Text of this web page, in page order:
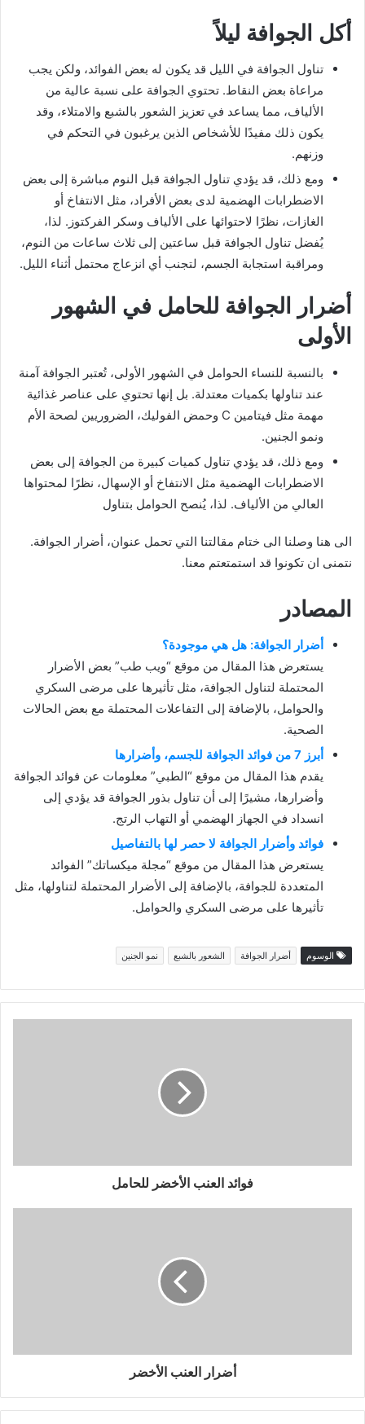
أكل الجوافة ليلاً
تناول الجوافة في الليل قد يكون له بعض الفوائد، ولكن يجب
مراعاة بعض النقاط. تحتوي الجوافة على نسبة عالية من
الألياف، مما يساعد في تعزيز الشعور بالشبع والامتلاء، وقد
يكون ذلك مفيدًا للأشخاص الذين يرغبون في التحكم في
وزنهم.
ومع ذلك، قد يؤدي تناول الجوافة قبل النوم مباشرة إلى بعض
الاضطرابات الهضمية لدى بعض الأفراد، مثل الانتفاخ أو
الغازات، نظرًا لاحتوائها على الألياف وسكر الفركتوز. لذا،
يُفضل تناول الجوافة قبل ساعتين إلى ثلاث ساعات من النوم،
ومراقبة استجابة الجسم، لتجنب أي انزعاج محتمل أثناء الليل.
أضرار الجوافة للحامل في الشهور
الأولى
بالنسبة للنساء الحوامل في الشهور الأولى، تُعتبر الجوافة آمنة
عند تناولها بكميات معتدلة. بل إنها تحتوي على عناصر غذائية
مهمة مثل فيتامين C وحمض الفوليك، الضروريين لصحة الأم
ونمو الجنين.
ومع ذلك، قد يؤدي تناول كميات كبيرة من الجوافة إلى بعض
الاضطرابات الهضمية مثل الانتفاخ أو الإسهال، نظرًا لمحتواها
العالي من الألياف. لذا، يُنصح الحوامل بتناول
الى هنا وصلنا الى ختام مقالتنا التي تحمل عنوان، أضرار الجوافة.
نتمنى ان تكونوا قد استمتعتم معنا.
المصادر
أضرار الجوافة: هل هي موجودة؟
يستعرض هذا المقال من موقع “ويب طب” بعض الأضرار
المحتملة لتناول الجوافة، مثل تأثيرها على مرضى السكري
والحوامل، بالإضافة إلى التفاعلات المحتملة مع بعض الحالات
الصحية.
أبرز 7 من فوائد الجوافة للجسم، وأضرارها
يقدم هذا المقال من موقع “الطبي” معلومات عن فوائد الجوافة
وأضرارها، مشيرًا إلى أن تناول بذور الجوافة قد يؤدي إلى
انسداد في الجهاز الهضمي أو التهاب الرتج.
فوائد وأضرار الجوافة لا حصر لها بالتفاصيل
يستعرض هذا المقال من موقع “مجلة ميكساتك” الفوائد
المتعددة للجوافة، بالإضافة إلى الأضرار المحتملة لتناولها، مثل
تأثيرها على مرضى السكري والحوامل.
الوسوم أضرار الجوافة الشعور بالشبع نمو الجنين
فوائد العنب الأخضر للحامل
أضرار العنب الأخضر